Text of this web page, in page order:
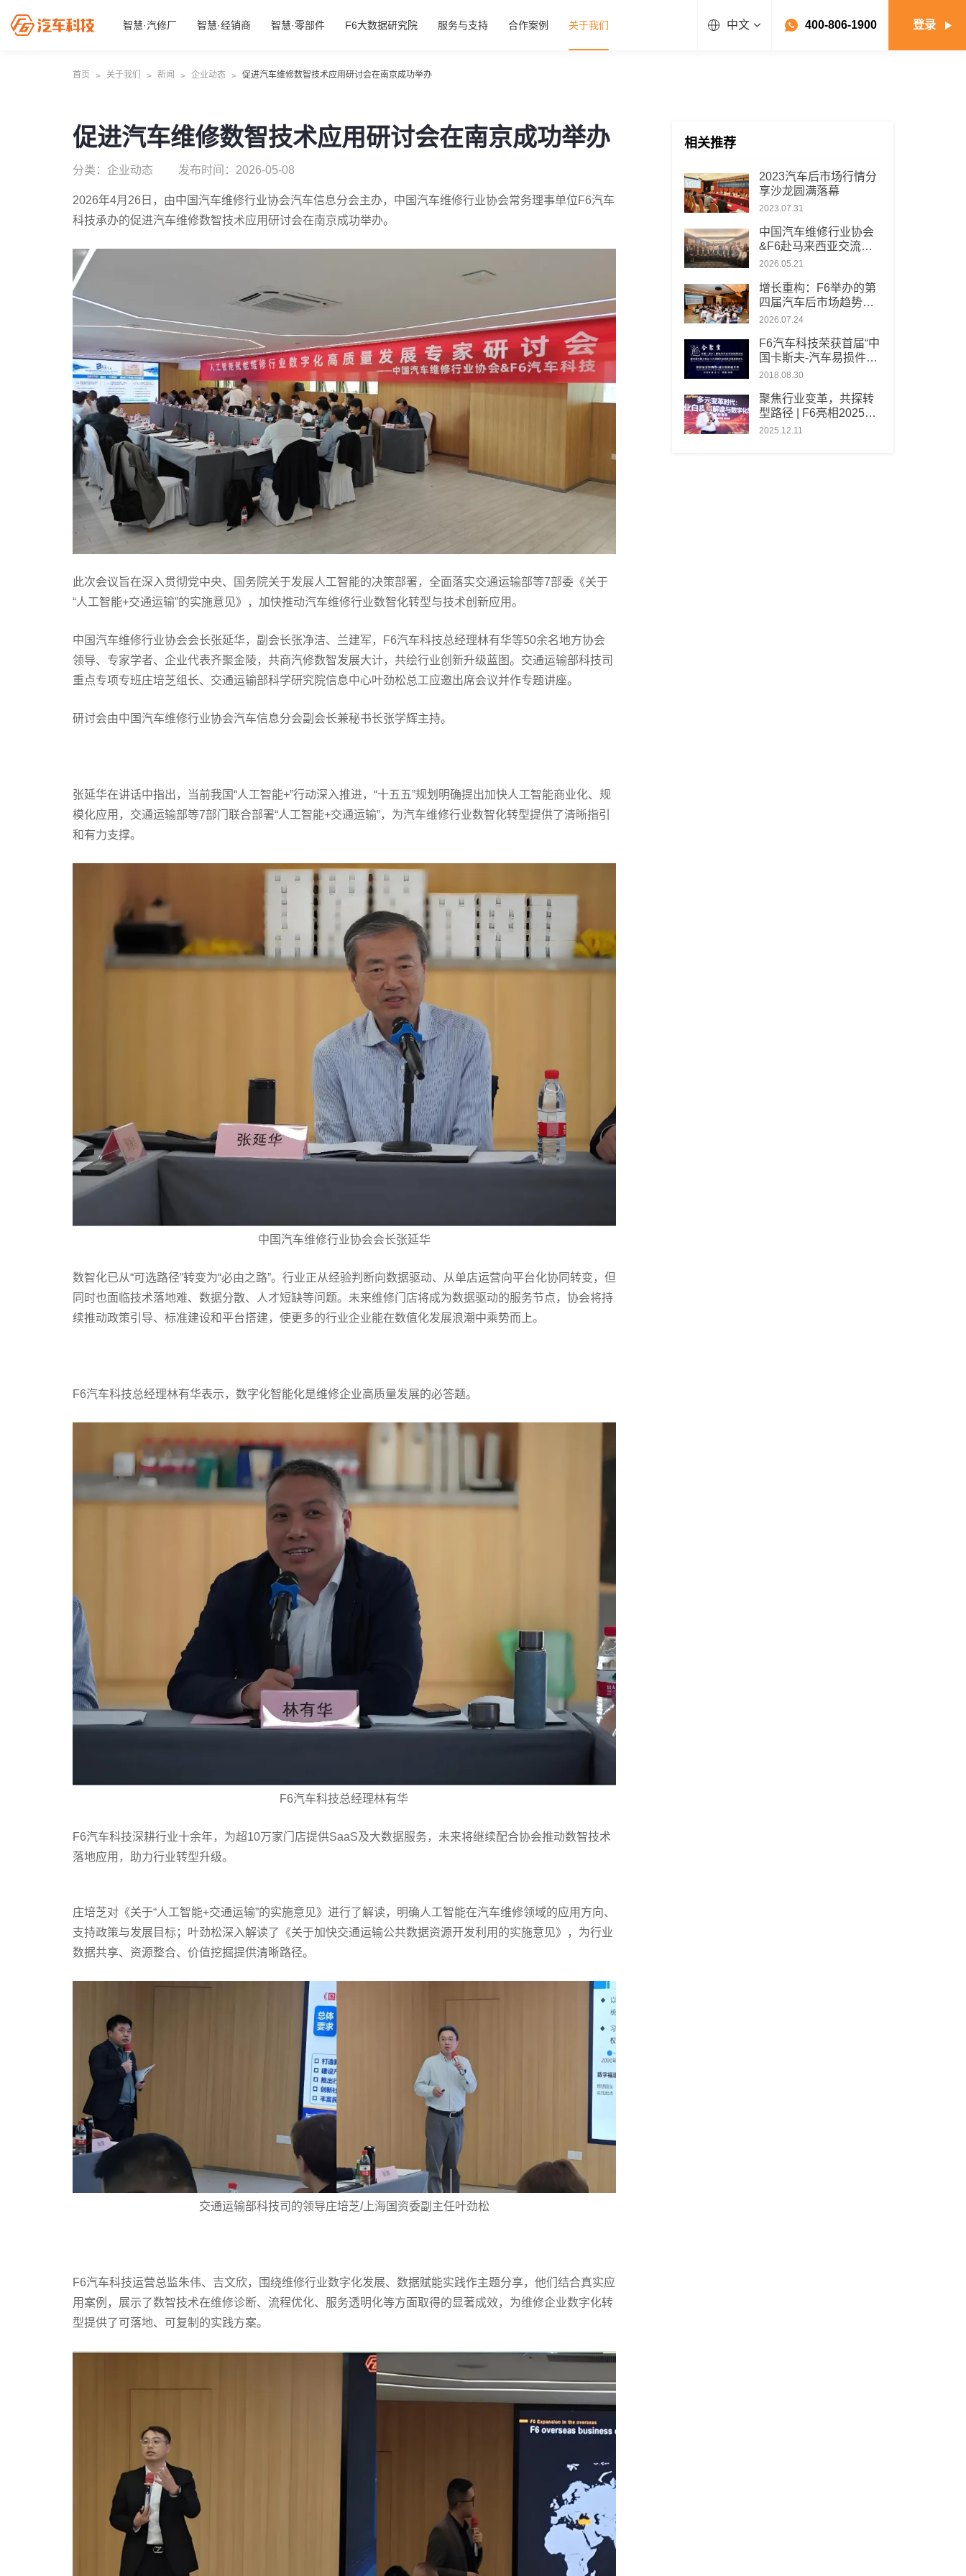
智慧·汽修厂 智慧·经销商 智慧·零部件 F6大数据研究院 服务与支持 合作案例 关于我们 中文 400-806-1900 登录
首页 > 关于我们 > 新闻 > 企业动态 > 促进汽车维修数智技术应用研讨会在南京成功举办
促进汽车维修数智技术应用研讨会在南京成功举办
分类：企业动态 发布时间：2026-05-08
2026年4月26日，由中国汽车维修行业协会汽车信息分会主办，中国汽车维修行业协会常务理事单位F6汽车
科技承办的促进汽车维修数智技术应用研讨会在南京成功举办。
此次会议旨在深入贯彻党中央、国务院关于发展人工智能的决策部署，全面落实交通运输部等7部委《关于
“人工智能+交通运输”的实施意见》，加快推动汽车维修行业数智化转型与技术创新应用。
中国汽车维修行业协会会长张延华，副会长张净洁、兰建军，F6汽车科技总经理林有华等50余名地方协会
领导、专家学者、企业代表齐聚金陵，共商汽修数智发展大计，共绘行业创新升级蓝图。交通运输部科技司
重点专项专班庄培芝组长、交通运输部科学研究院信息中心叶劲松总工应邀出席会议并作专题讲座。
研讨会由中国汽车维修行业协会汽车信息分会副会长兼秘书长张学辉主持。
张延华在讲话中指出，当前我国“人工智能+”行动深入推进，“十五五”规划明确提出加快人工智能商业化、规
模化应用，交通运输部等7部门联合部署“人工智能+交通运输”，为汽车维修行业数智化转型提供了清晰指引
和有力支撑。
中国汽车维修行业协会会长张延华
数智化已从“可选路径”转变为“必由之路”。行业正从经验判断向数据驱动、从单店运营向平台化协同转变，但
同时也面临技术落地难、数据分散、人才短缺等问题。未来维修门店将成为数据驱动的服务节点，协会将持
续推动政策引导、标准建设和平台搭建，使更多的行业企业能在数值化发展浪潮中乘势而上。
F6汽车科技总经理林有华表示，数字化智能化是维修企业高质量发展的必答题。
F6汽车科技总经理林有华
F6汽车科技深耕行业十余年，为超10万家门店提供SaaS及大数据服务，未来将继续配合协会推动数智技术
落地应用，助力行业转型升级。
庄培芝对《关于“人工智能+交通运输”的实施意见》进行了解读，明确人工智能在汽车维修领域的应用方向、
支持政策与发展目标；叶劲松深入解读了《关于加快交通运输公共数据资源开发利用的实施意见》，为行业
数据共享、资源整合、价值挖掘提供清晰路径。
交通运输部科技司的领导庄培芝/上海国资委副主任叶劲松
F6汽车科技运营总监朱伟、吉文欣，围绕维修行业数字化发展、数据赋能实践作主题分享，他们结合真实应
用案例，展示了数智技术在维修诊断、流程优化、服务透明化等方面取得的显著成效，为维修企业数字化转
型提供了可落地、可复制的实践方案。
相关推荐
2023汽车后市场行情分
享沙龙圆满落幕
2023.07.31
中国汽车维修行业协会
&F6赴马来西亚交流考
察
2026.05.21
增长重构：F6举办的第
四届汽车后市场趋势洞
察沙龙圆满落幕
2026.07.24
F6汽车科技荣获首届“中
国卡斯夫-汽车易损件经
销商百强”软件服务卓越
2018.08.30
聚焦行业变革，共探转
型路径 | F6亮相2025汽
车服务世界超级大会
2025.12.11